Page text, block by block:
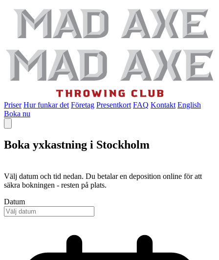
Priser Hur funkar det Företag Presentkort FAQ Kontakt English
Boka nu
Boka yxkastning i Stockholm
Välj datum och tid nedan. Du betalar en deposition online för att
säkra bokningen - resten på plats.
Datum